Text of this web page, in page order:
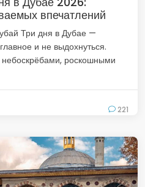
впечатлений
Три дня в Дубае —
и не выдохнуться.
роскошными
221